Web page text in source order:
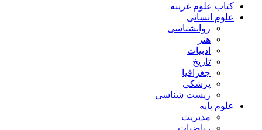
کتاب علوم غریبه
علوم انسانی
روانشناسی
هنر
ادبیات
تاریخ
جغرافیا
پزشکی
زیست شناسی
علوم پایه
مدیریت
ریاضیات